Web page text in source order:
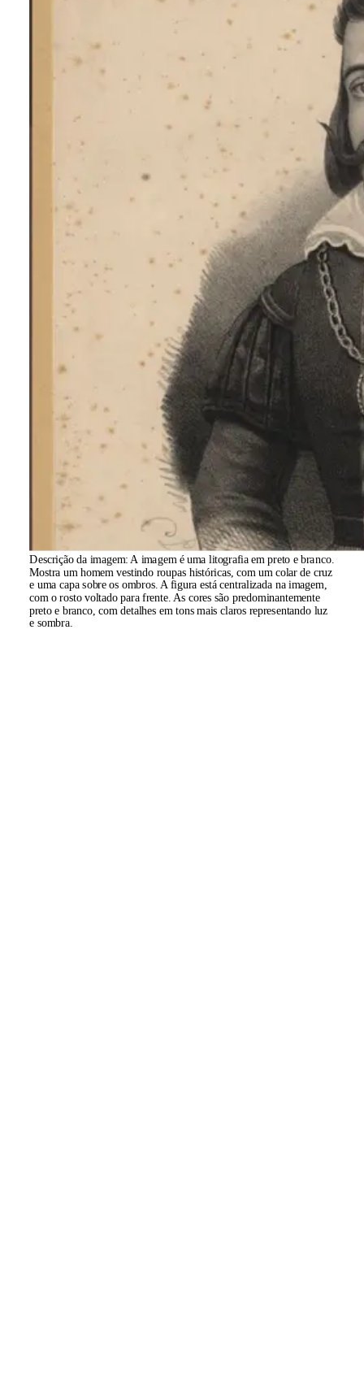
Descrição da imagem: A imagem é uma litografia em preto e branco.
Mostra um homem vestindo roupas históricas, com um colar de cruz
e uma capa sobre os ombros. A figura está centralizada na imagem,
com o rosto voltado para frente. As cores são predominantemente
preto e branco, com detalhes em tons mais claros representando luz
e sombra.